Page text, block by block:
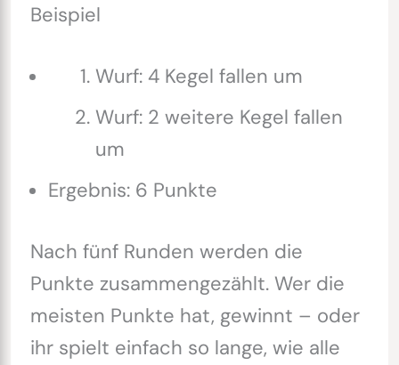
Beispiel
Wurf: 4 Kegel fallen um
Wurf: 2 weitere Kegel fallen
um
Ergebnis: 6 Punkte
Nach fünf Runden werden die
Punkte zusammengezählt. Wer die
meisten Punkte hat, gewinnt – oder
ihr spielt einfach so lange, wie alle